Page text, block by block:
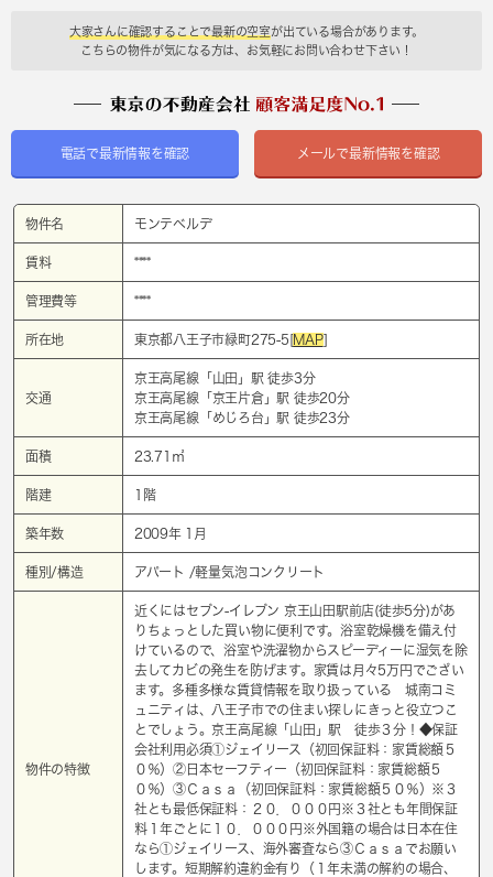
大家さんに確認することで最新の空室が出ている場合があります。
こちらの物件が気になる方は、お気軽にお問い合わせ下さい！
電話で最新情報を確認 メールで最新情報を確認
物件名 モンテベルデ
賃料 ****
管理費等 ****
所在地 東京都八王子市緑町275-5[MAP]
交通
京王高尾線「 山田 」駅 徒歩3分
京王高尾線「 京王片倉」駅 徒歩20分
京王高尾線「 めじろ台 」駅 徒歩23分
面積 23.71㎡
階建 1階
築年数 2009年 1月
種別/構造 アパート /軽量気泡コンクリート
物件の特徴
近くにはセブン‐イレブン 京王山田駅前店(徒歩5分)があ
りちょっとした買い物に便利です。浴室乾燥機を備え付
けているので、浴室や洗濯物からスピーディーに湿気を除
去してカビの発生を防げます。家賃は月々5万円でござい
ます。多種多様な賃貸情報を取り扱っている 城南コミ
ュニティは、八王子市での住まい探しにきっと役立つこ
とでしょう。京王高尾線「山田」駅 徒歩３分！◆保証
会社利用必須①ジェイリース（初回保証料：家賃総額５
０％）②日本セーフティー（初回保証料：家賃総額５
０％）③Ｃａｓａ（初回保証料：家賃総額５０％）※３
社とも最低保証料：２０．０００円※３社とも年間保証
料１年ごとに１０．０００円※外国籍の場合は日本在住
なら①ジェイリース、海外審査なら③Ｃａｓａでお願い
します。短期解約違約金有り（１年未満の解約の場合、